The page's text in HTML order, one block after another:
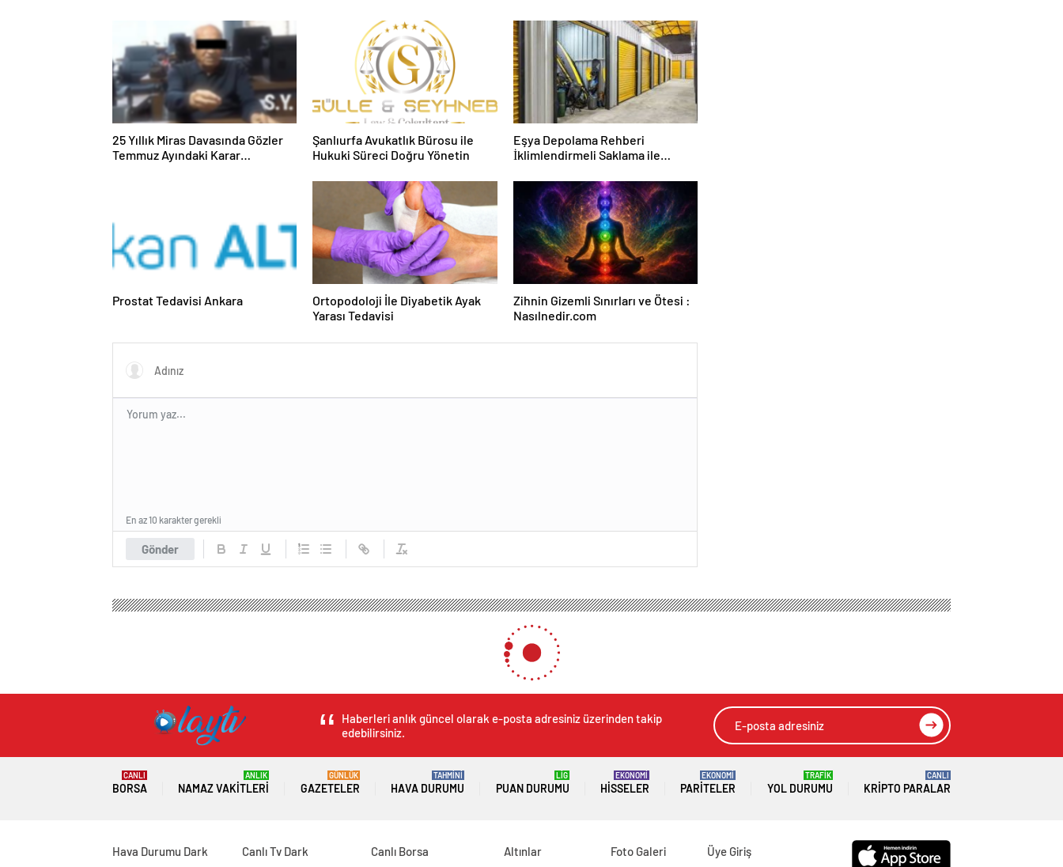
25 Yıllık Miras Davasında Gözler
Temmuz Ayındaki Karar
Şanlıurfa Avukatlık Bürosu ile
Hukuki Süreci Doğru Yönetin
Eşya Depolama Rehberi
İklimlendirmeli Saklama ile
Prostat Tedavisi Ankara
Ortopodoloji İle Diyabetik Ayak
Yarası Tedavisi
Zihnin Gizemli Sınırları ve Ötesi :
Nasılnedir.com
Gönder
En az 10 karakter gerekli
Haberleri anlık güncel olarak e-posta adresiniz üzerinden takip
edebilirsiniz.
BORSA
CANLI
NAMAZ VAKITLERI
ANLIK
GAZETELER
GÜNLÜK
HAVA DURUMU
TAHMİNİ
PUAN DURUMU
LİG
HISSELER
EKONOMİ
PARITELER
EKONOMİ
YOL DURUMU
TRAFİK
KRIPTO PARALAR
CANLI
Hava Durumu Dark
Canlı Tv Dark
Canlı Borsa
Altınlar
Foto Galeri
Üye Giriş